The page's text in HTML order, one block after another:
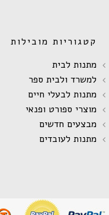
קטגוריות מובילות
מתנות לבית
למשרד ולבית ספר
מתנות לבעלי חיים
מוצרי ספורט ופנאי
מבצעים חדשים
מתנות לעובדים